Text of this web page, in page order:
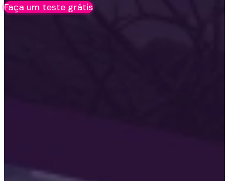
Faça um teste grátis